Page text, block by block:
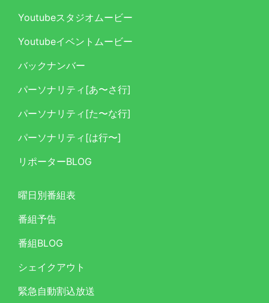
Youtubeスタジオムービー
Youtubeイベントムービー
バックナンバー
パーソナリティ[あ〜さ行]
パーソナリティ[た〜な行]
パーソナリティ[は行〜]
リポーターBLOG
曜日別番組表
番組予告
番組BLOG
シェイクアウト
緊急自動割込放送